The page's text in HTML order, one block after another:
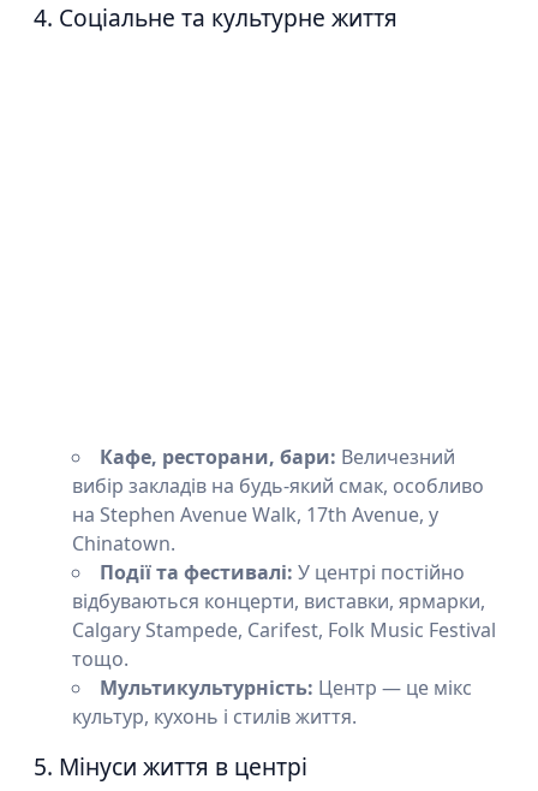
4. Соціальне та культурне життя
Кафе, ресторани, бари: Величезний
вибір закладів на будь-який смак, особливо
на Stephen Avenue Walk, 17th Avenue, у
Chinatown.
Події та фестивалі: У центрі постійно
відбуваються концерти, виставки, ярмарки,
Calgary Stampede, Carifest, Folk Music Festival
тощо.
Мультикультурність: Центр — це мікс
культур, кухонь і стилів життя.
5. Мінуси життя в центрі